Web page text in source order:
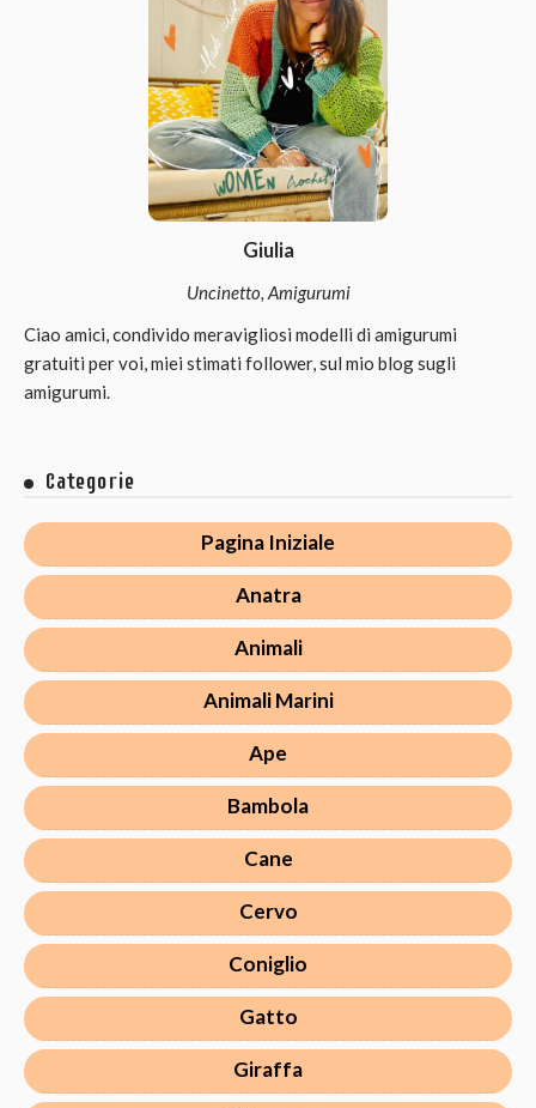
Giulia
Uncinetto, Amigurumi
Ciao amici, condivido meravigliosi modelli di amigurumi
gratuiti per voi, miei stimati follower, sul mio blog sugli
amigurumi.
Categorie
Pagina Iniziale
Anatra
Animali
Animali Marini
Ape
Bambola
Cane
Cervo
Coniglio
Gatto
Giraffa